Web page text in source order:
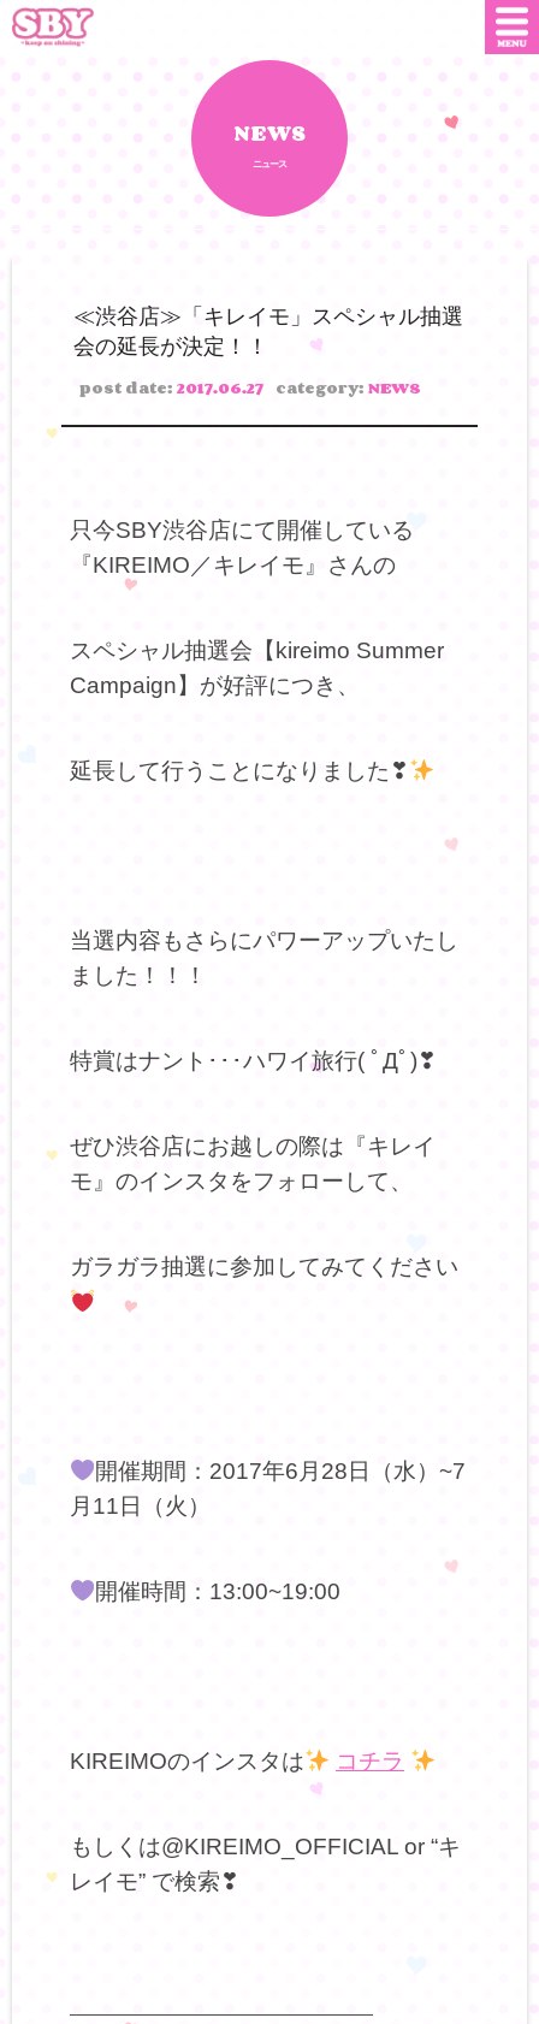
会社概要
NEWS
ニュース
≪渋谷店≫「キレイモ」スペシャル抽選
会の延長が決定！！
post date: 2017.06.27 category: NEWS
只今SBY渋谷店にて開催している
『KIREIMO／キレイモ』さんの
スペシャル抽選会【kireimo Summer
Campaign】が好評につき、
延長して行うことになりました❣
当選内容もさらにパワーアップいたし
ました！！！
特賞はナント･･･ハワイ旅行( ﾟДﾟ)❣
ぜひ渋谷店にお越しの際は『キレイ
モ』のインスタをフォローして、
ガラガラ抽選に参加してみてください
開催期間：2017年6月28日（水）~7
月11日（火）
開催時間：13:00~19:00
KIREIMOのインスタは コチラ
もしくは@KIREIMO_OFFICIAL or “キ
レイモ” で検索❣
——————————————————